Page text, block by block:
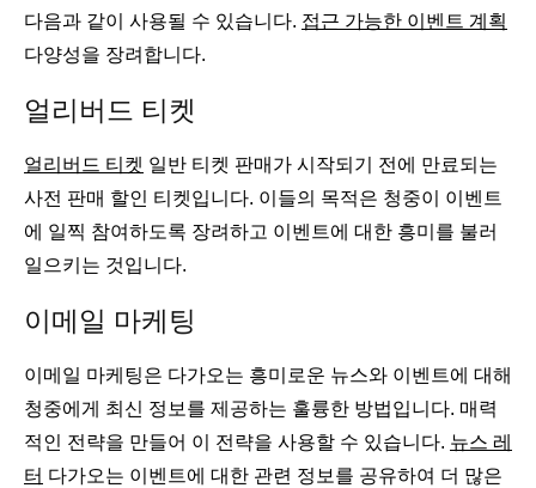
다음과 같이 사용될 수 있습니다. 접근 가능한 이벤트 계획
다양성을 장려합니다.
얼리버드 티켓
얼리버드 티켓 일반 티켓 판매가 시작되기 전에 만료되는
사전 판매 할인 티켓입니다. 이들의 목적은 청중이 이벤트
에 일찍 참여하도록 장려하고 이벤트에 대한 흥미를 불러
일으키는 것입니다.
이메일 마케팅
이메일 마케팅은 다가오는 흥미로운 뉴스와 이벤트에 대해
청중에게 최신 정보를 제공하는 훌륭한 방법입니다. 매력
적인 전략을 만들어 이 전략을 사용할 수 있습니다. 뉴스 레
터 다가오는 이벤트에 대한 관련 정보를 공유하여 더 많은